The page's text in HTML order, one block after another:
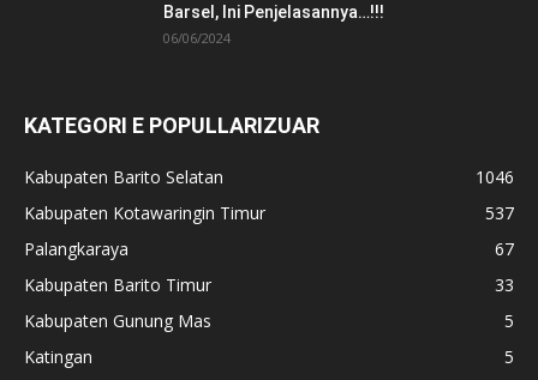
Barsel, Ini Penjelasannya…!!!
06/06/2024
KATEGORI E POPULLARIZUAR
Kabupaten Barito Selatan
1046
Kabupaten Kotawaringin Timur
537
Palangkaraya
67
Kabupaten Barito Timur
33
Kabupaten Gunung Mas
5
Katingan
5